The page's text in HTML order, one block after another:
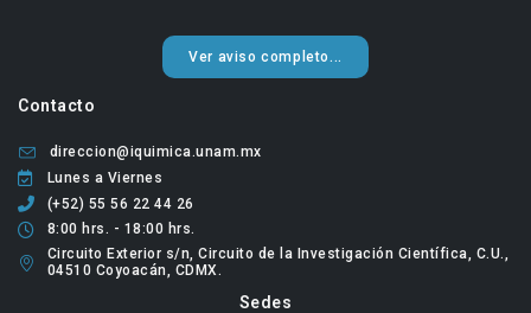
Ver aviso completo...
Contacto
direccion@iquimica.unam.mx
Lunes a Viernes
(+52) 55 56 22 44 26
8:00 hrs. - 18:00 hrs.
Circuito Exterior s/n, Circuito de la Investigación Científica, C.U.,
04510 Coyoacán, CDMX.
Sedes